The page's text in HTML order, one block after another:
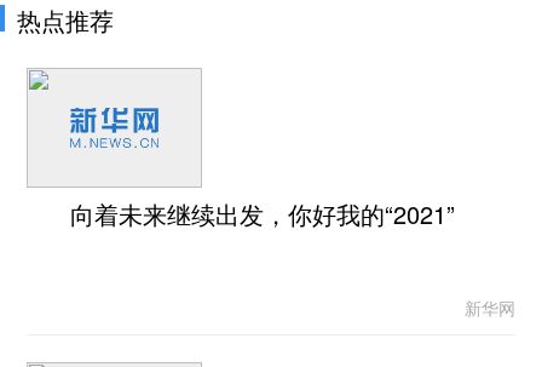
热点推荐
向着未来继续出发，你好我的“2021”
新华网